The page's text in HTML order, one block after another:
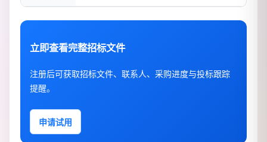
立即查看完整招标文件
注册后可获取招标文件、联系人、采购进度与投标跟踪
提醒。
申请试用